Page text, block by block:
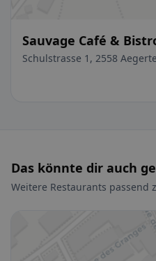
Sauvage Café &
Schulstrasse 1, 2558
Das könnte dir auch
Weitere Restaurants passend